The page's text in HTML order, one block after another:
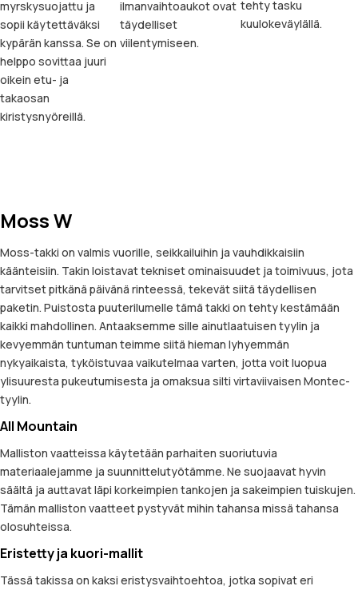
myrskysuojattu ja
sopii käytettäväksi
kypärän kanssa. Se on
helppo sovittaa juuri
oikein etu- ja
takaosan
kiristysnyöreillä.
ilmanvaihtoaukot ovat
täydelliset
viilentymiseen.
tehty tasku
kuulokeväylällä.
Moss W
Moss-takki on valmis vuorille, seikkailuihin ja vauhdikkaisiin
käänteisiin. Takin loistavat tekniset ominaisuudet ja toimivuus, jota
tarvitset pitkänä päivänä rinteessä, tekevät siitä täydellisen
paketin. Puistosta puuterilumelle tämä takki on tehty kestämään
kaikki mahdollinen. Antaaksemme sille ainutlaatuisen tyylin ja
kevyemmän tuntuman teimme siitä hieman lyhyemmän
nykyaikaista, tyköistuvaa vaikutelmaa varten, jotta voit luopua
ylisuuresta pukeutumisesta ja omaksua silti virtaviivaisen Montec-
tyylin.
All Mountain
Malliston vaatteissa käytetään parhaiten suoriutuvia
materiaalejamme ja suunnittelutyötämme. Ne suojaavat hyvin
säältä ja auttavat läpi korkeimpien tankojen ja sakeimpien tuiskujen.
Tämän malliston vaatteet pystyvät mihin tahansa missä tahansa
olosuhteissa.
Eristetty ja kuori-mallit
Tässä takissa on kaksi eristysvaihtoehtoa, jotka sopivat eri